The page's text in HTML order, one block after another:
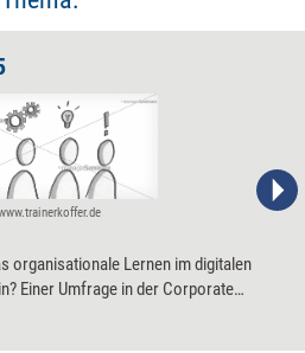
organisationale Lernen im digitalen
Einer Umfrage in der ­Corporate